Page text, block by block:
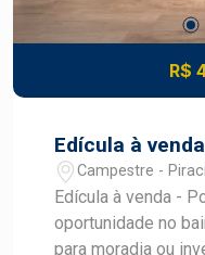
R$
Edícula à
Campestre -
Edícula à venda -
oportunidade no
para moradia ou